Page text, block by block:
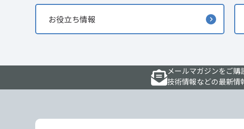
お役立ち情報
メールマガジンをご購
技術情報などの最新情